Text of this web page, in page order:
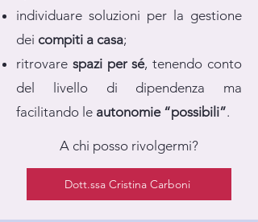
individuare soluzioni per la gestione
dei compiti a casa;
ritrovare spazi per sé, tenendo conto
del livello di dipendenza ma
facilitando le autonomie “possibili”.
A chi posso rivolgermi?
Dott.ssa Cristina Carboni